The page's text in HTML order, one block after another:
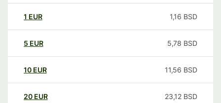
1 EUR 1,16 BSD
5 EUR 5,78 BSD
10 EUR 11,56 BSD
20 EUR 23,12 BSD